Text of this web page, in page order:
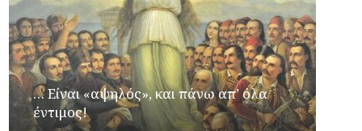
… Είναι «αψηλός», και πάνω απ’ όλα
έντιμος!